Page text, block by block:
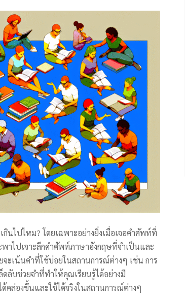
นไปไหม? โดยเฉพาะอย่างยิ่งเมื่อเจอคำศัพท์ที่
พาไปเจาะลึกคำศัพท์ภาษาอังกฤษที่จำเป็นและ
ะเน้นคำที่ใช้บ่อยในสถานการณ์ต่างๆ เช่น การ
ลับช่วยจำที่ทำให้คุณเรียนรู้ได้อย่างมี
ล่องขึ้นและใช้ได้จริงในสถานการณ์ต่างๆ